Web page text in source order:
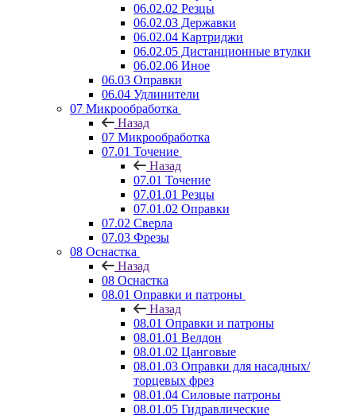
06.02.02 Резцы
06.02.03 Державки
06.02.04 Картриджи
06.02.05 Дистанционные втулки
06.02.06 Иное
06.03 Оправки
06.04 Удлинители
07 Микрообработка
Назад
07 Микрообработка
07.01 Точение
Назад
07.01 Точение
07.01.01 Резцы
07.01.02 Оправки
07.02 Сверла
07.03 Фрезы
08 Оснастка
Назад
08 Оснастка
08.01 Оправки и патроны
Назад
08.01 Оправки и патроны
08.01.01 Велдон
08.01.02 Цанговые
08.01.03 Оправки для насадных/
торцевых фрез
08.01.04 Силовые патроны
08.01.05 Гидравлические